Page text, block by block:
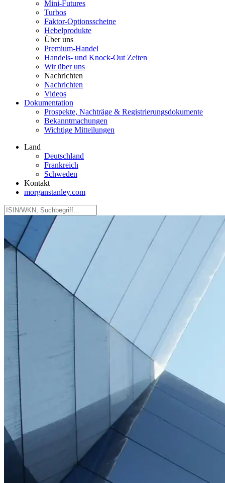
Mini-Futures
Turbos
Faktor‑Optionsscheine
Hebelprodukte
Über uns
Premium-Handel
Handels- und Knock-Out Zeiten
Wir über uns
Nachrichten
Nachrichten
Videos
Dokumentation
Prospekte, Nachträge & Registrierungsdokumente
Bekanntmachungen
Wichtige Mitteilungen
Land
Deutschland
Frankreich
Schweden
Kontakt
morganstanley.com